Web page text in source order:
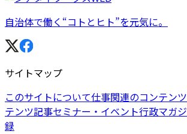
自治体で働く“コトとヒト”を元気に。
サイトマップ
このサイトについて仕事関連のコンテンツ
テンツ記事セミナー・イベント行政マガ
録